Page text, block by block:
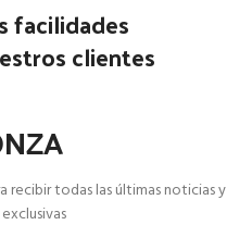
facilidades
clientes
recibir todas las últimas noticias y